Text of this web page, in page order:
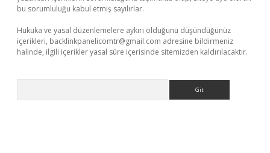
bu sorumluluğu kabul etmiş sayılırlar.
Hukuka ve yasal düzenlemelere aykırı olduğunu düşündüğünüz
içerikleri, backlinkpanelicomtr@gmail.com adresine bildirmeniz
halinde, ilgili içerikler yasal süre içerisinde sitemizden kaldırılacaktır.